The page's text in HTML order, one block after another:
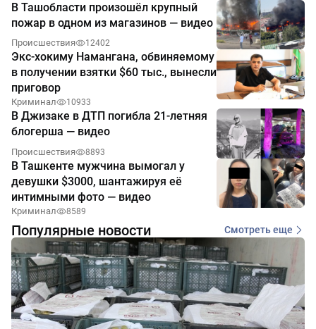
В Ташобласти произошёл крупный
пожар в одном из магазинов — видео
Происшествия 12402
Экс-хокиму Намангана, обвиняемому
в получении взятки $60 тыс., вынесли
приговор
Криминал 10933
В Джизаке в ДТП погибла 21-летняя
блогерша — видео
Происшествия 8893
В Ташкенте мужчина вымогал у
девушки $3000, шантажируя её
интимными фото — видео
Криминал 8589
Популярные новости Смотреть еще